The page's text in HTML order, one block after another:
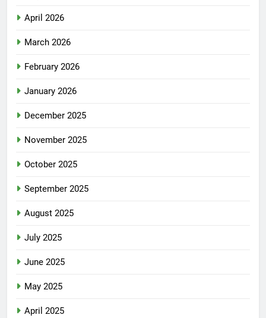
April 2026
March 2026
February 2026
January 2026
December 2025
November 2025
October 2025
September 2025
August 2025
July 2025
June 2025
May 2025
April 2025